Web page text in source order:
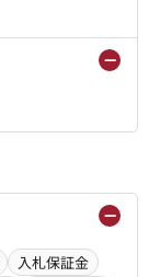
入札保証金